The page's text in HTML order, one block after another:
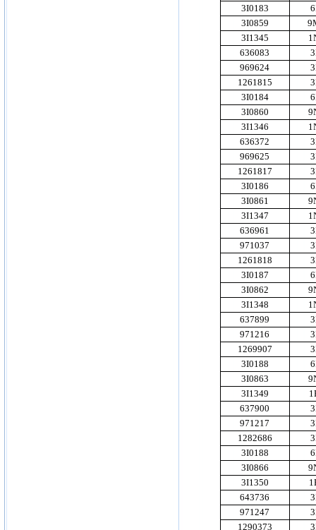
3I0183
3I0859
3I1345
636083
969624
1261815
3I0184
3I0860
3I1346
636372
969625
1261817
3I0186
3I0861
3I1347
636961
971037
1261818
3I0187
3I0862
3I1348
637899
971216
1269907
3I0188
3I0863
3I1349
637900
971217
1282686
3I0188
3I0866
3I1350
643736
971247
1290373